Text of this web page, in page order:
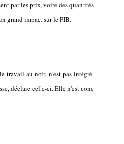
par les prix, voire des quantités
grand impact sur le PIB.
travail au noir, n'est pas intégré.
déclare celle-ci. Elle n'est donc